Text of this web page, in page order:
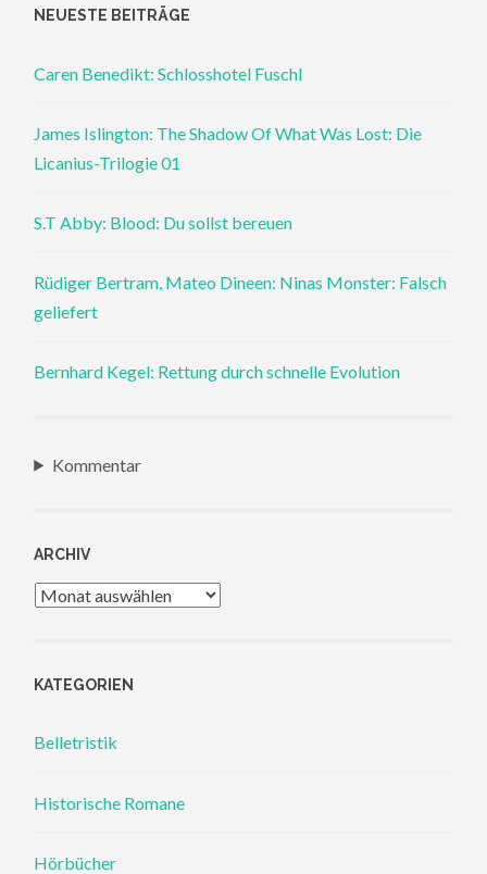
NEUESTE BEITRÄGE
Caren Benedikt: Schlosshotel Fuschl
James Islington: The Shadow Of What Was Lost: Die
Licanius-Trilogie 01
S.T Abby: Blood: Du sollst bereuen
Rüdiger Bertram, Mateo Dineen: Ninas Monster: Falsch
geliefert
Bernhard Kegel: Rettung durch schnelle Evolution
Kommentar
ARCHIV
Archiv
KATEGORIEN
Belletristik
Historische Romane
Hörbücher